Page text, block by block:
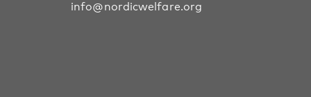
info@nordicwelfare.org